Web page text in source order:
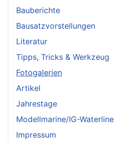
Bauberichte
Bausatzvorstellungen
Literatur
Tipps, Tricks & Werkzeug
Fotogalerien
Artikel
Jahrestage
Modellmarine/IG-Waterline
Impressum